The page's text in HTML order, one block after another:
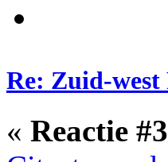
Re: Zuid-west
« Reactie